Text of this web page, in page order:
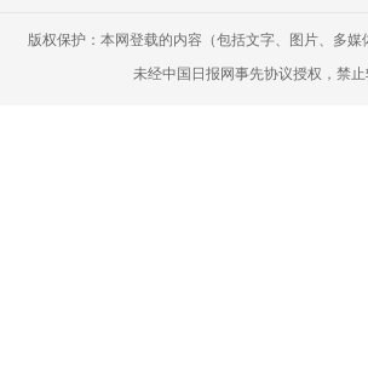
版权保护：本网登载的内容（包括文字、图片、多
未经中国日报网事先协议授权，禁止